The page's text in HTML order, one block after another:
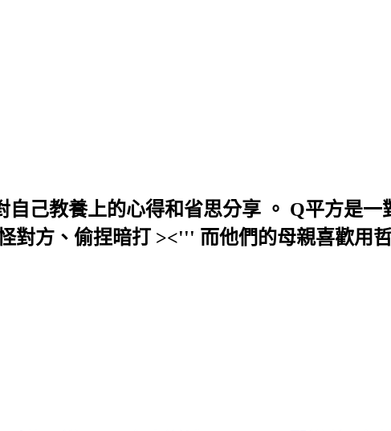
己教養上的心得和省思分享 。 Q平方是一
對方、偷捏暗打 ><''' 而他們的母親喜歡用